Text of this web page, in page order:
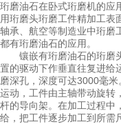
珩磨油石在卧式珩磨机的应
用珩磨头珩磨工件精加工表
轴承、航空等制造业中珩磨
都有珩磨油石的应用。
镶嵌有珩磨油石的珩磨头
置的驱动下作垂直往复进给
磨深孔，深度可达3000毫
运动，工件由主轴带动旋转
杆的导向架。在加工过程中
给，把工件逐步加工到所需